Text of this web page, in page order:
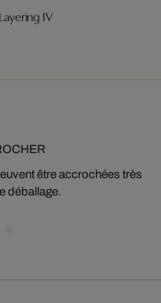
IV
être accrochées très
déballage.